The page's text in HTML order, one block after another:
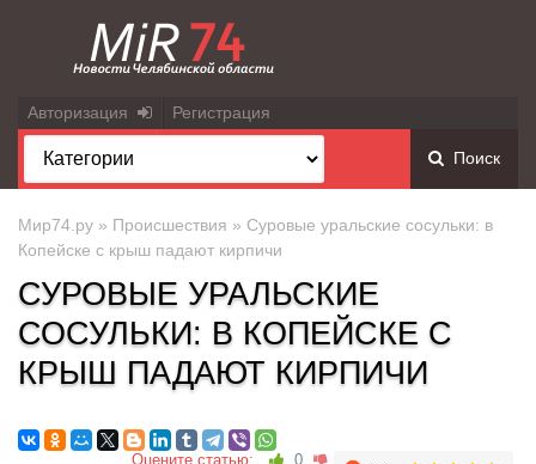
Авторизация Регистрация
Поиск
Мир74.ру » Происшествия » Суровые уральские сосульки: в
Копейске с крыш падают кирпичи
СУРОВЫЕ УРАЛЬСКИЕ
СОСУЛЬКИ: В КОПЕЙСКЕ С
КРЫШ ПАДАЮТ КИРПИЧИ
Оцените статью: 0